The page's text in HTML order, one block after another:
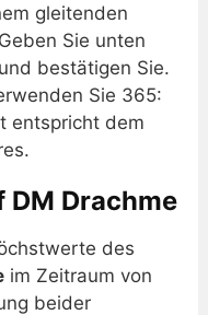
gleitenden
Sie unten
bestätigen Sie.
Sie 365:
entspricht dem
Drachme
des
im Zeitraum von
beider